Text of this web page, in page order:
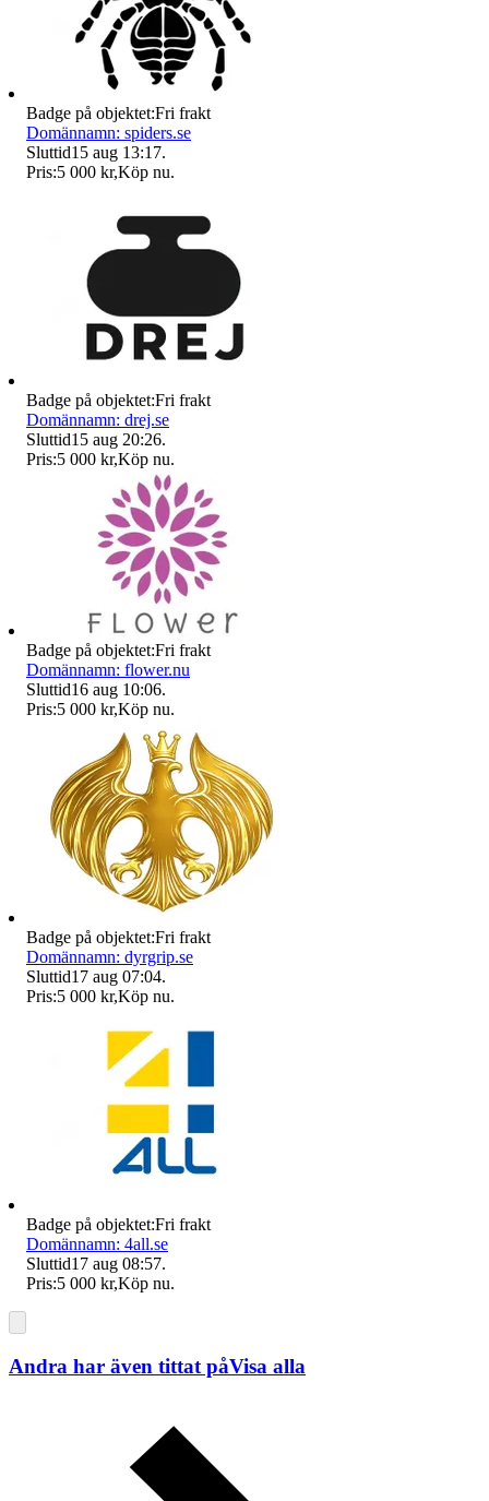
Badge på objektet:Fri frakt
Domännamn: spiders.se
Sluttid15 aug 13:17.
Pris:5 000 kr,Köp nu.
Badge på objektet:Fri frakt
Domännamn: drej.se
Sluttid15 aug 20:26.
Pris:5 000 kr,Köp nu.
Badge på objektet:Fri frakt
Domännamn: flower.nu
Sluttid16 aug 10:06.
Pris:5 000 kr,Köp nu.
Badge på objektet:Fri frakt
Domännamn: dyrgrip.se
Sluttid17 aug 07:04.
Pris:5 000 kr,Köp nu.
Badge på objektet:Fri frakt
Domännamn: 4all.se
Sluttid17 aug 08:57.
Pris:5 000 kr,Köp nu.
Andra har även tittat påVisa alla